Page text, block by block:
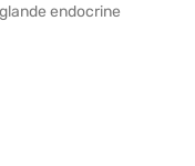
endocrine